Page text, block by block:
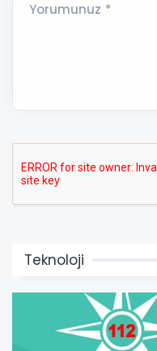
Yorumunuz *
Teknoloji